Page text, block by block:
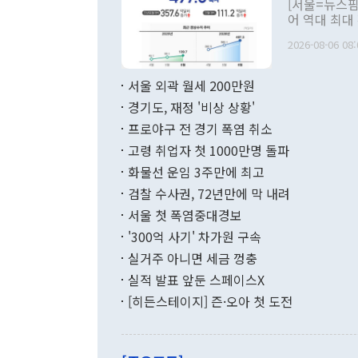
관 부처 장
관의 무리한
다. [정동영 통일부 장관이 지난달 23일 오후 서울 종로구 정부서울청사에
무너졌다고
함께 4자 대
"우리의 선
관은 업무
[서울=뉴스
어 역대 최
료=한국은행] 한국은행이 6일 발표한 '2026년 6월 국제수지(잠정)'
며 월간 기
196.9% 급
수출은
기록했지만
로 전환됐다.
는 배당수입
2026-08-06
서울 외곽 월세 200만원
경기도, 재정 '비상 상황'
프로야구 전 경기 폭염 취소
고령 취업자 첫 1000만명 돌파
화물선 운임 3주만에 최고
검찰 수사권, 72년만에 막 내려
서울 첫 폭염중대경보
'300억 사기' 차가원 구속
실거주 아니면 세금 껑충
실적 발표 앞둔 스페이스X
[히든스테이지] 즌·오아 첫 도전